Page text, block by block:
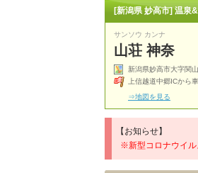
[新潟県 妙高市] 温泉
サンソウ カンナ
山荘 神奈
新潟県妙高市大字関
上信越道中郷ICから
⇒地図を見る
【お知らせ】
※新型コロナウイル